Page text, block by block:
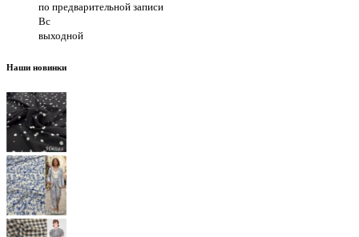
по предварительной записи
Вс
выходной
Наши новинки